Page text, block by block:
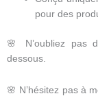
pour des
🌸 N’oubliez pas
dessous.
🌸 N’hésitez pas à